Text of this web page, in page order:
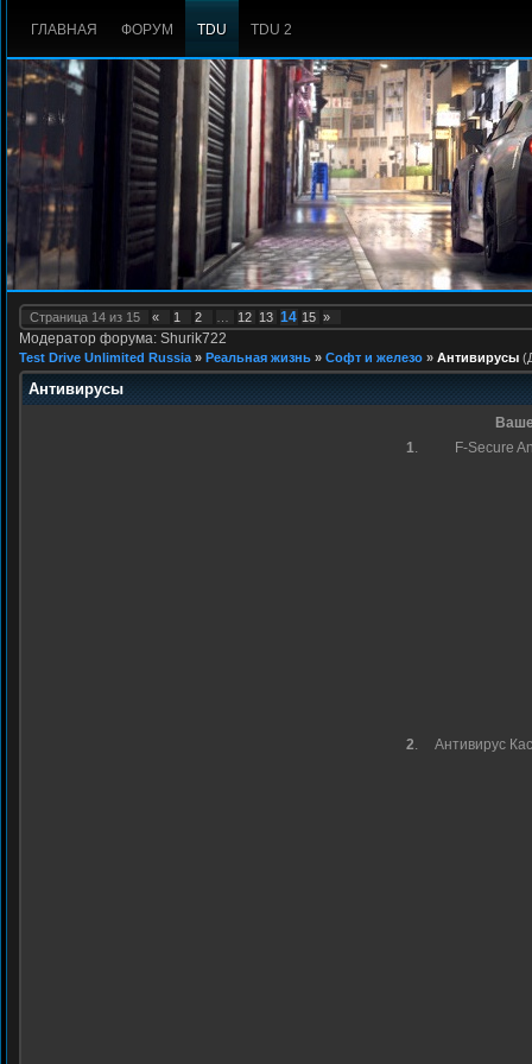
ГЛАВНАЯ ФОРУМ TDU TDU 2
Страница 14 из 15 « 1 2 12 13 14 15 »
Модератор форума: Shurik722
Test Drive Unlimited Russia » Реальная жизнь » Софт и железо » Антивирусы
Антивирусы
1. F-Secure
2. Антивирус